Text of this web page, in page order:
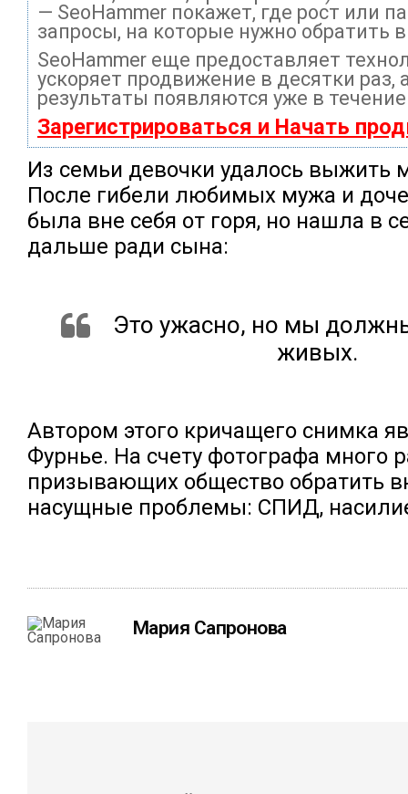
— SeoHammer покажет, где рост или
запросы, на которые нужно обратить
SeoHammer еще предоставляет
ускоряет продвижение в десятки раз,
результаты появляются уже в
Зарегистрироваться и Начать
Из семьи девочки удалось выжить
После гибели любимых мужа и
была вне себя от горя, но нашла в
дальше ради сына:
Это ужасно, но мы
живых.
Автором этого кричащего снимка
Фурнье. На счету фотографа много
призывающих общество обратить
насущные проблемы: СПИД,
Мария Сапронова